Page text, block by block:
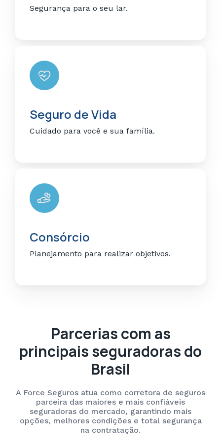
Segurança para o seu lar.
Seguro de Vida
Cuidado para você e sua família.
Consórcio
Planejamento para realizar objetivos.
Parcerias com as
principais seguradoras do
Brasil
A Force Seguros atua como corretora de seguros
parceira das maiores e mais confiáveis
seguradoras do mercado, garantindo mais
opções, melhores condições e total segurança
na contratação.